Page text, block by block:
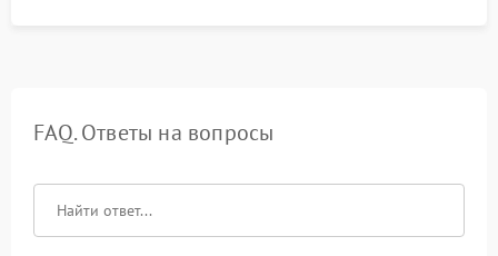
FAQ. Ответы на вопросы